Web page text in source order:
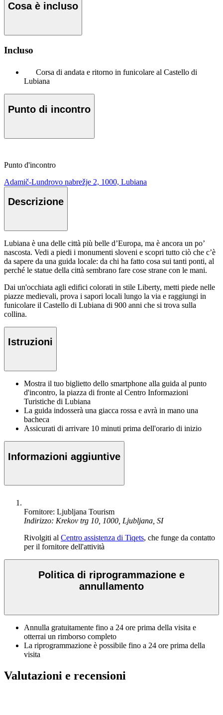
Cosa è incluso
Incluso
Corsa di andata e ritorno in funicolare al Castello di
Lubiana
Punto di incontro
Punto d'incontro
Adamič-Lundrovo nabrežje 2, 1000, Lubiana
Descrizione
Lubiana è una delle città più belle d’Europa, ma è ancora un po’
nascosta. Vedi a piedi i monumenti sloveni e scopri tutto ciò che c’è
da sapere da una guida locale: da chi ha fatto cosa sui tanti ponti, al
perché le statue della città sembrano fare cose strane con le mani.
Dai un'occhiata agli edifici colorati in stile Liberty, metti piede nelle
piazze medievali, prova i sapori locali lungo la via e raggiungi in
funicolare il Castello di Lubiana di 900 anni che si trova sulla
collina.
Istruzioni
Mostra il tuo biglietto dello smartphone alla guida al punto
d'incontro, la piazza di fronte al Centro Informazioni
Turistiche di Lubiana
La guida indosserà una giacca rossa e avrà in mano una
bacheca
Assicurati di arrivare 10 minuti prima dell'orario di inizio
Informazioni aggiuntive
Fornitore: Ljubljana Tourism
Indirizzo: Krekov trg 10, 1000, Ljubljana, SI
Rivolgiti al Centro assistenza di Tiqets, che funge da contatto
per il fornitore dell'attività
Politica di riprogrammazione e
annullamento
Annulla gratuitamente fino a 24 ore prima della visita e
otterrai un rimborso completo
La riprogrammazione è possibile fino a 24 ore prima della
visita
Valutazioni e recensioni